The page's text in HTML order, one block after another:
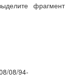
фрагмент
08/94-